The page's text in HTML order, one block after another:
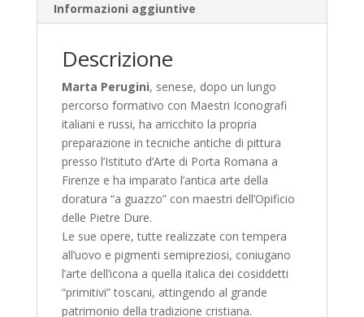
Informazioni aggiuntive
Descrizione
Marta Perugini, senese, dopo un lungo
percorso formativo con Maestri Iconografi
italiani e russi, ha arricchito la propria
preparazione in tecniche antiche di pittura
presso l’Istituto d’Arte di Porta Romana a
Firenze e ha imparato l’antica arte della
doratura “a guazzo” con maestri dell’Opificio
delle Pietre Dure.
Le sue opere, tutte realizzate con tempera
all’uovo e pigmenti semipreziosi, coniugano
l’arte dell’icona a quella italica dei cosiddetti
“primitivi” toscani, attingendo al grande
patrimonio della tradizione cristiana.